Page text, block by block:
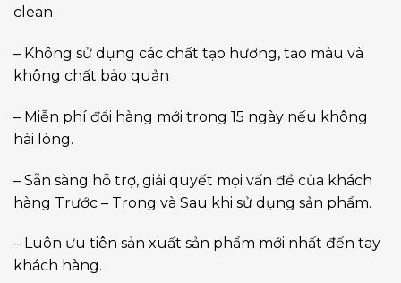
clean
– Không sử dụng các chất tạo hương, tạo màu và
không chất bảo quản
– Miễn phí đổi hàng mới trong 15 ngày nếu không
hài lòng.
– Sẵn sàng hỗ trợ, giải quyết mọi vấn đề của khách
hàng Trước – Trong và Sau khi sử dụng sản phẩm.
– Luôn ưu tiên sản xuất sản phẩm mới nhất đến tay
khách hàng.